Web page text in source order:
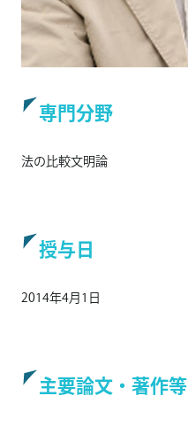
専門分野
法の比較文明論
授与日
2014年4月1日
主要論文・著作等